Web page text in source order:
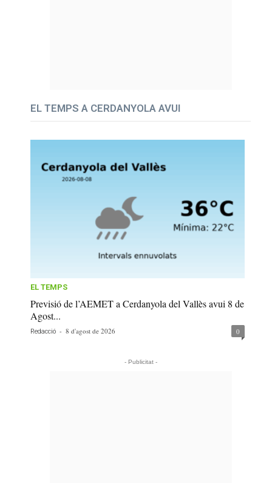
EL TEMPS A CERDANYOLA AVUI
EL TEMPS
Previsió de l’AEMET a Cerdanyola del Vallès avui 8 de
Agost...
Redacció - 8 d'agost de 2026 0
- Publicitat -